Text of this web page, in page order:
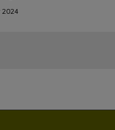
2024